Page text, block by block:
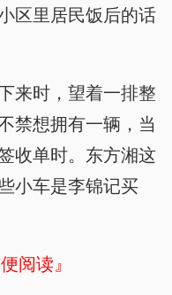
区里居民饭后的话
来时，望着一排整
禁想拥有一辆，当
收单时。东方湘这
小车是李锦记买
阅读』